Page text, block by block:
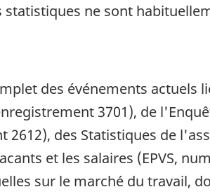
ne sont
des événements actuels
3701), de
des Statistiques de
et les salaires (EPVS,
sur le marché du travail,